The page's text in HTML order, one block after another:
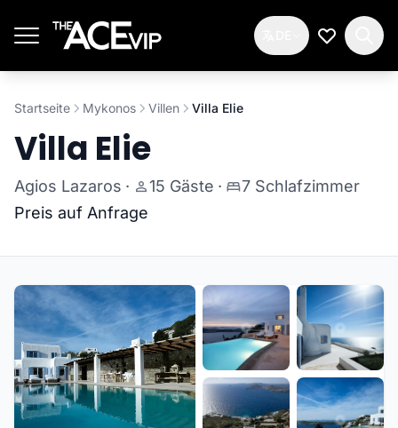
Meine
Startseite Mykonos Villen Villa Elie
Villa Elie
Agios Lazaros · 15 Gäste ·
7 Schlafzimmer
Preis auf Anfrage